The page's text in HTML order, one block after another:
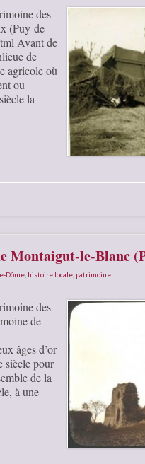
des
(Puy-de-
Avant de
de
agricole où
ou
la
Montaigut-le-Blanc
Dôme histoire locale patrimoine
des
de
âges d’or
siècle pour
de la
à une